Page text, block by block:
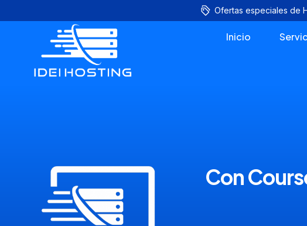
Ofertas especiales de
Inicio
Con